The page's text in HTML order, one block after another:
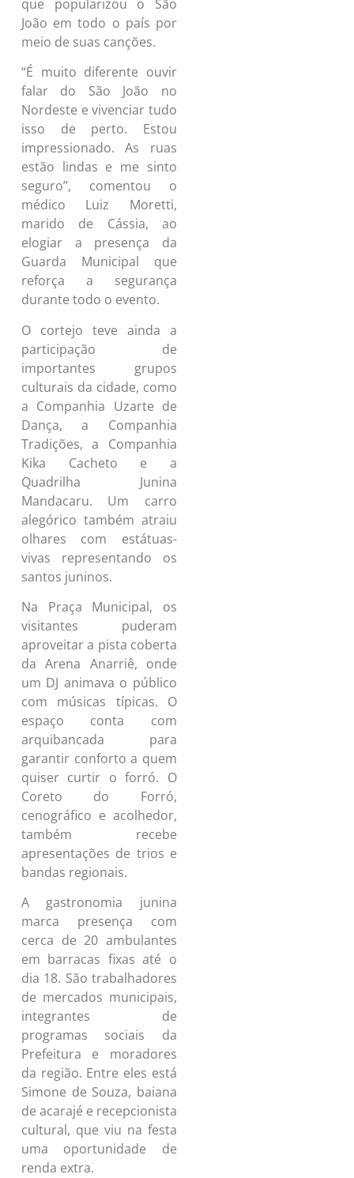
que popularizou o São
João em todo o país por
meio de suas canções.
“É muito diferente ouvir
falar do São João no
Nordeste e vivenciar tudo
isso de perto. Estou
impressionado. As ruas
estão lindas e me sinto
seguro”, comentou o
médico Luiz Moretti,
marido de Cássia, ao
elogiar a presença da
Guarda Municipal que
reforça a segurança
durante todo o evento.
O cortejo teve ainda a
participação de
importantes grupos
culturais da cidade, como
a Companhia Uzarte de
Dança, a Companhia
Tradições, a Companhia
Kika Cacheto e a
Quadrilha Junina
Mandacaru. Um carro
alegórico também atraiu
olhares com estátuas-
vivas representando os
santos juninos.
Na Praça Municipal, os
visitantes puderam
aproveitar a pista coberta
da Arena Anarriê, onde
um DJ animava o público
com músicas típicas. O
espaço conta com
arquibancada para
garantir conforto a quem
quiser curtir o forró. O
Coreto do Forró,
cenográfico e acolhedor,
também recebe
apresentações de trios e
bandas regionais.
A gastronomia junina
marca presença com
cerca de 20 ambulantes
em barracas fixas até o
dia 18. São trabalhadores
de mercados municipais,
integrantes de
programas sociais da
Prefeitura e moradores
da região. Entre eles está
Simone de Souza, baiana
de acarajé e recepcionista
cultural, que viu na festa
uma oportunidade de
renda extra.